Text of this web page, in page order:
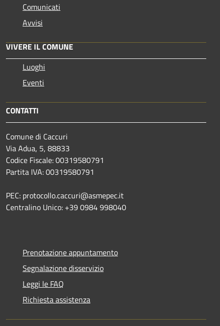
Comunicati
Avvisi
VIVERE IL COMUNE
Luoghi
Eventi
CONTATTI
Comune di Caccuri
Via Adua, 5, 88833
Codice Fiscale: 00319580791
Partita IVA: 00319580791
PEC: protocollo.caccuri@asmepec.it
Centralino Unico: +39 0984 998040
Prenotazione appuntamento
Segnalazione disservizio
Leggi le FAQ
Richiesta assistenza